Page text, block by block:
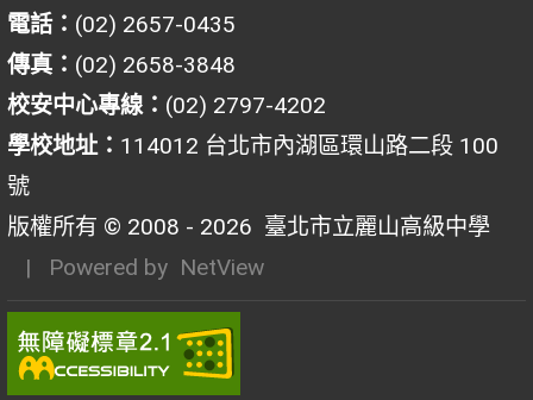
電話： (02) 2657-0435
傳真： (02) 2658-3848
校安中心專線： (02) 2797-4202
學校地址： 114012 台北市內湖區環山路二段 100
號
版權所有 © 2008 - 2026 臺北市立麗山高級中學
| Powered by NetView